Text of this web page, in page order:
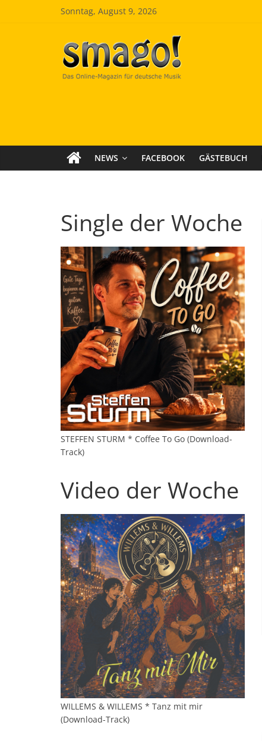
Sonntag, August 9, 2026
Smago
SchlagerMAGazinOnline
NEWS FACEBOOK GÄSTEBUCH
Single der Woche
STEFFEN STURM * Coffee To Go (Download-
Track)
Video der Woche
WILLEMS & WILLEMS * Tanz mit mir
(Download-Track)